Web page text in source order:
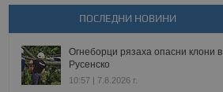
ПОСЛЕДНИ НОВИНИ
Огнеборци рязаха опасни клони в
Русенско
10:57 | 7.8.2026 г.